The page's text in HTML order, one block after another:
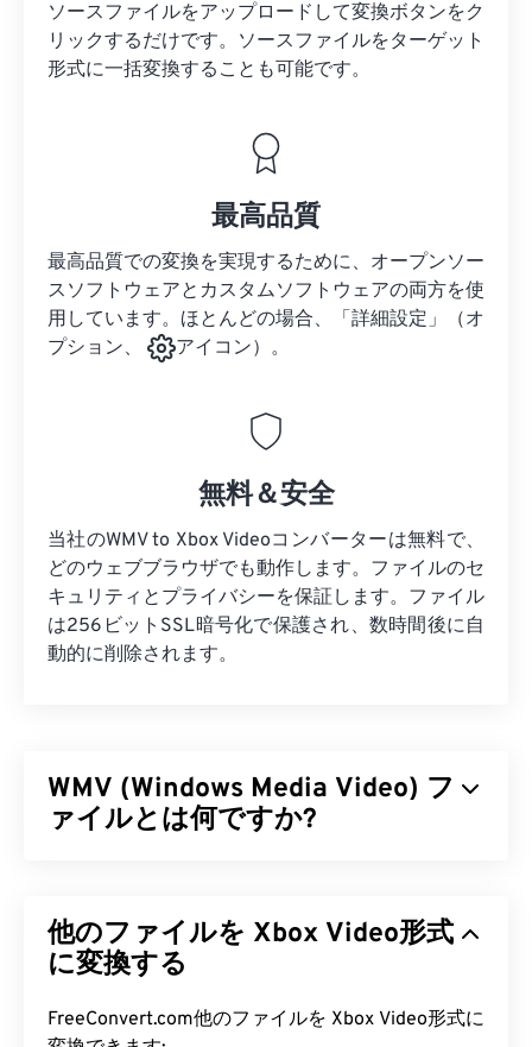
ソースファイルをアップロードして変換ボタンをク
リックするだけです。 ソースファイルをターゲット
形式に一括変換することも可能です。
最高品質
最高品質での変換を実現するために、オープンソー
スソフトウェアとカスタムソフトウェアの両方を使
用しています。ほとんどの場合、「詳細設定」（オ
プション、
アイコン）。
無料＆安全
当社のWMV to Xbox Videoコンバーターは無料で、
どのウェブブラウザでも動作します。ファイルのセ
キュリティとプライバシーを保証します。ファイル
は256ビットSSL暗号化で保護され、数時間後に自
動的に削除されます。
WMV (Windows Media Video) フ
ァイルとは何ですか?
ァイルサイズを圧縮することで、ビデオの画質を維
持しながら管理しやすいファイル形式を実現しま
Format（ASF）と呼ばれるデジタルコンテナ形式
他のファイルを Xbox Video形式
に変換する
FreeConvert.com他のファイルを Xbox Video形式に